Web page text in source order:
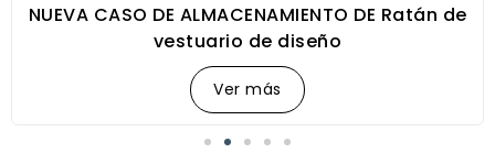
NUEVA CASO DE ALMACENAMIENTO DE Ratán de
vestuario de diseño
Ver más